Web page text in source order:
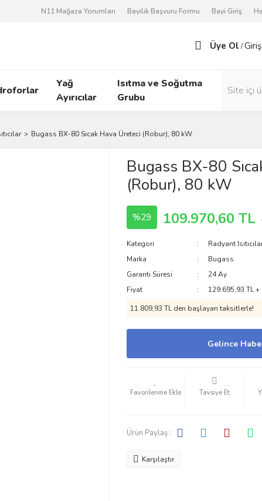
N11 Mağaza Yorumları Bayilik Başvuru Formu Bayi Giriş
Üye Ol /
Yağ
Ayırıcılar
Isıtma ve Soğutma
Grubu
Bugass BX-80 Sıcak Hava Üreteci (Robur), 80 kW
Bugass BX-80
(Robur), 80 kW
%29 109.970,60 TL
Kategori
Radyant
Marka
Bugass
Garanti Süresi
24 Ay
Fiyat
129.695,93 TL +
11.809,93 TL den başlayan taksitlerle!
Gelince
Tavsiye Et
Ürün Paylaş :
Karşılaştır